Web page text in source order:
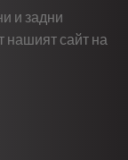
и задни
нашият сайт на